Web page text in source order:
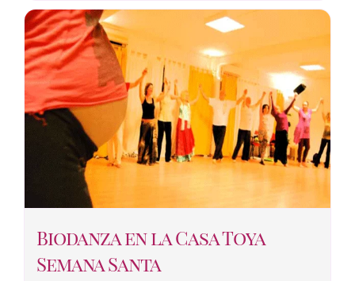
Biodanza en la Casa Toya
Semana Santa